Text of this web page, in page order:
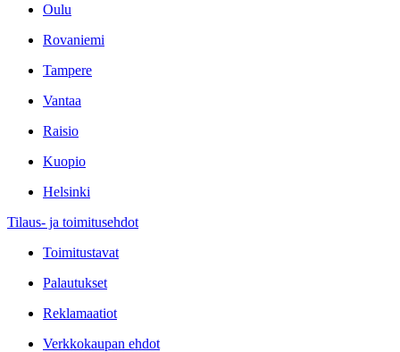
Oulu
Rovaniemi
Tampere
Vantaa
Raisio
Kuopio
Helsinki
Tilaus- ja toimitusehdot
Toimitustavat
Palautukset
Reklamaatiot
Verkkokaupan ehdot